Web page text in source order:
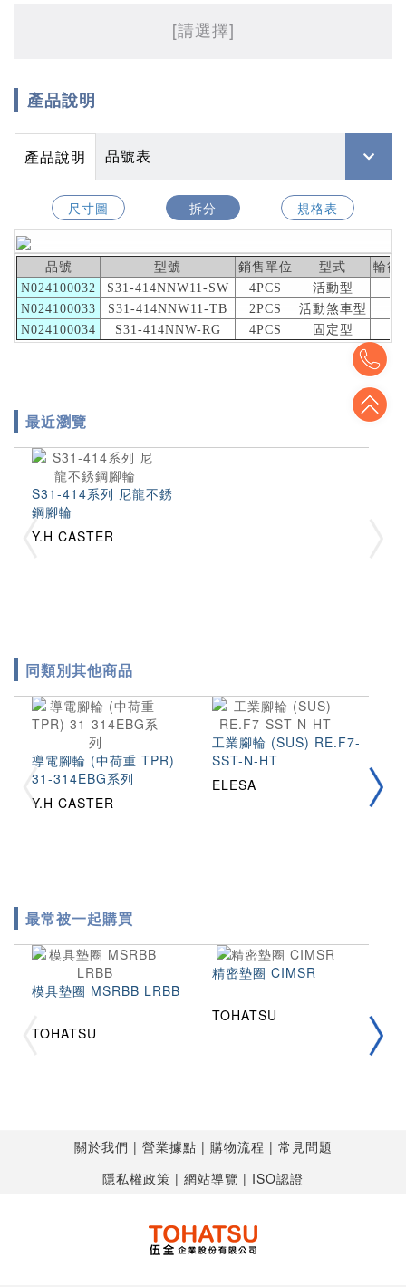
[請選擇]
產品說明
產品說明 品號表
尺寸圖 拆分 規格表
品號 型號 銷售單位 型式
輪徑
N024100032
S31-414NNW11-SW 4PCS 活動型
N024100033
S31-414NNW11-TB 2PCS 活動煞車型
N024100034
S31-414NNW-RG 4PCS 固定型
最近瀏覽
S31-414系列 尼龍不銹
鋼腳輪
Y.H CASTER
同類別其他商品
導電腳輪 (中荷重 TPR)
31-314EBG系列
Y.H CASTER
工業腳輪 (SUS) RE.F7-
SST-N-HT
ELESA
最常被一起購買
模具墊圈 MSRBB LRBB
TOHATSU
精密墊圈 CIMSR
TOHATSU
關於我們 營業據點 購物流程
常見問題
隱私權政策
網站導覽 ISO認證